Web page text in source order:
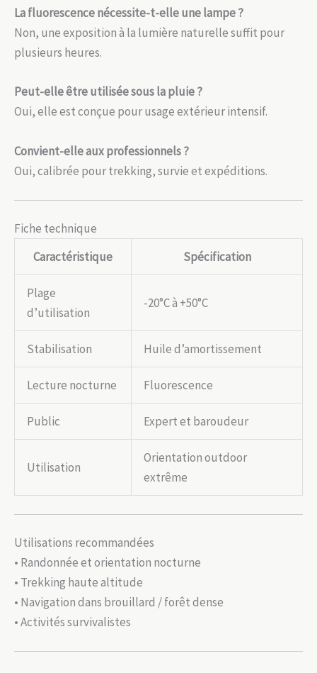
La fluorescence nécessite-t-elle une lampe ?
Non, une exposition à la lumière naturelle suffit pour
plusieurs heures.
Peut-elle être utilisée sous la pluie ?
Oui, elle est conçue pour usage extérieur intensif.
Convient-elle aux professionnels ?
Oui, calibrée pour trekking, survie et expéditions.
Fiche technique
Caractéristique
Spécification
Plage
d’utilisation
-20°C à +50°C
Stabilisation Huile d’amortissement
Lecture nocturne Fluorescence
Public Expert et baroudeur
Utilisation
Orientation outdoor
extrême
Utilisations recommandées
• Randonnée et orientation nocturne
• Trekking haute altitude
• Navigation dans brouillard / forêt dense
• Activités survivalistes